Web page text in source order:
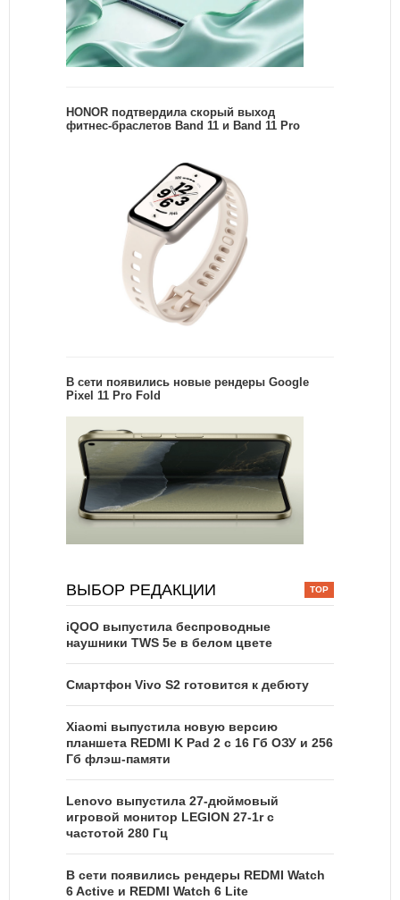
HONOR подтвердила скорый выход
фитнес-браслетов Band 11 и Band 11 Pro
В сети появились новые рендеры Google
Pixel 11 Pro Fold
ВЫБОР РЕДАКЦИИ
iQOO выпустила беспроводные
наушники TWS 5e в белом цвете
Смартфон Vivo S2 готовится к дебюту
Xiaomi выпустила новую версию
планшета REDMI K Pad 2 с 16 Гб ОЗУ и 256
Гб флэш-памяти
Lenovo выпустила 27-дюймовый
игровой монитор LEGION 27-1r с
частотой 280 Гц
В сети появились рендеры REDMI Watch
6 Active и REDMI Watch 6 Lite